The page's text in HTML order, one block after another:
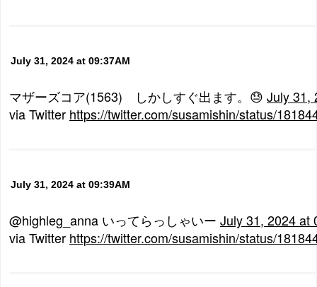
July 31, 2024 at 09:37AM
マザーズコア(1563) しかしすぐ出ます。😓 July 31,
via Twitter https://twitter.com/susamishin/status/
July 31, 2024 at 09:39AM
@highleg_anna いってらっしゃいー July 31, 2024 at
via Twitter https://twitter.com/susamishin/status/